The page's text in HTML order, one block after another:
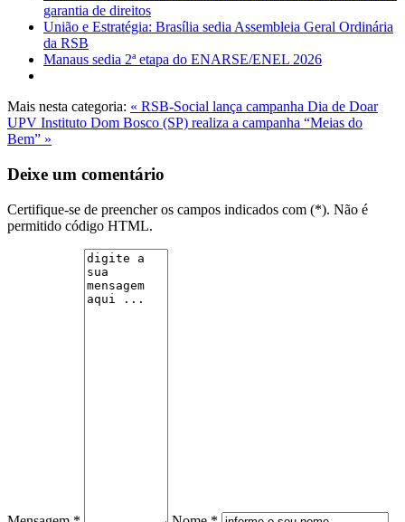
garantia de direitos
União e Estratégia: Brasília sedia Assembleia Geral Ordinária
da RSB
Manaus sedia 2ª etapa do ENARSE/ENEL 2026
Mais nesta categoria: « RSB-Social lança campanha Dia de Doar
UPV Instituto Dom Bosco (SP) realiza a campanha “Meias do
Bem” »
Deixe um comentário
Certifique-se de preencher os campos indicados com (*). Não é
permitido código HTML.